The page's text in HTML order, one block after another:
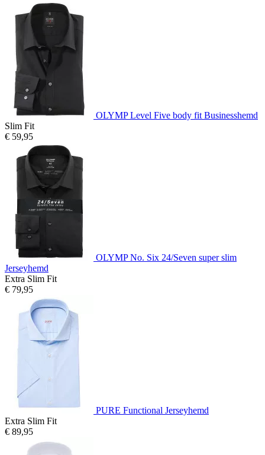
OLYMP Level Five body fit Businesshemd
Slim Fit
€ 59,95
OLYMP No. Six 24/Seven super slim
Jerseyhemd
Extra Slim Fit
€ 79,95
PURE Functional Jerseyhemd
Extra Slim Fit
€ 89,95